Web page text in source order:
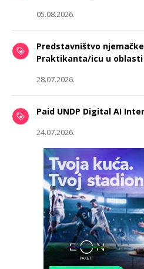
05.08.2026.
Predstavništvo
Praktikanta/icu u
28.07.2026.
Paid UNDP Digital AI
24.07.2026.